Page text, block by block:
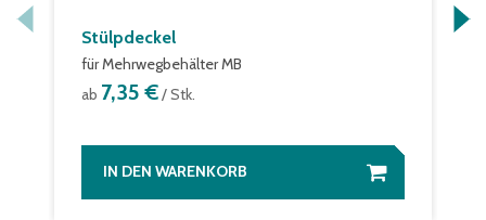
Stülpdeckel
für Mehrwegbehälter MB
ab 7,35 €/ Stk.
IN DEN WARENKORB